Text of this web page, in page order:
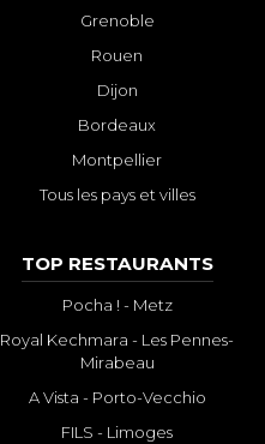
Grenoble
Rouen
Dijon
Bordeaux
Montpellier
Tous les pays et villes
TOP RESTAURANTS
Pocha ! - Metz
Royal Kechmara - Les Pennes-
Mirabeau
A Vista - Porto-Vecchio
FILS - Limoges